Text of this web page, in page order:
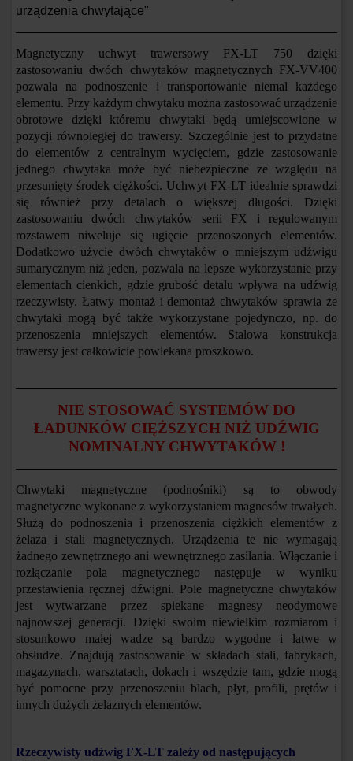
urządzenia chwytające"
Magnetyczny uchwyt trawersowy FX-LT 750 dzięki
zastosowaniu dwóch chwytaków magnetycznych FX-VV400
pozwala na podnoszenie i transportowanie niemal każdego
elementu. Przy każdym chwytaku można zastosować urządzenie
obrotowe dzięki któremu chwytaki będą umiejscowione w
pozycji równoległej do trawersy. Szczególnie jest to przydatne
do elementów z centralnym wycięciem, gdzie zastosowanie
jednego chwytaka może być niebezpieczne zewzględu na
przesunięty środek ciężkości. Uchwyt FX-LT idealnie sprawdzi
się również przy detalach o większej długości. Dzięki
zastosowaniu dwóch chwytaków serii FX i regulowanym
rozstawem niweluje się ugięcie przenoszonych elementów.
Dodatkowo użycie dwóch chwytaków o mniejszym udźwigu
sumarycznym niż jeden, pozwala na lepsze wykorzystanie przy
elementach cienkich, gdzie grubość detalu wpływa na udźwig
rzeczywisty. Łatwy montaż i demontaż chwytaków sprawia że
chwytaki mogą być także wykorzystane pojedynczo, np. do
przenoszenia mniejszych elementów. Stalowa konstrukcja
trawersy jest całkowicie powlekana proszkowo.
NIE STOSOWAĆ SYSTEMÓW DO
ŁADUNKÓW CIĘŻSZYCH NIŻ UDŹWIG
NOMINALNY CHWYTAKÓW !
Chwytaki magnetyczne (podnośniki) są to obwody
magnetyczne wykonane z wykorzystaniem magnesów trwałych.
Służą do podnoszenia i przenoszenia ciężkich elementów z
żelaza i stali magnetycznych. Urządzenia te nie wymagają
żadnego zewnętrznego ani wewnętrznego zasilania. Włączanie i
rozłączanie pola magnetycznego następuje w wyniku
przestawienia ręcznej dźwigni. Pole magnetyczne chwytaków
jest wytwarzane przez spiekane magnesy neodymowe
najnowszej generacji. Dzięki swoim niewielkim rozmiarom i
stosunkowo małej wadze są bardzo wygodne i łatwe w
obsłudze. Znajdują zastosowanie w składach stali, fabrykach,
magazynach, warsztatach, dokach i wszędzie tam, gdzie mogą
być pomocne przy przenoszeniu blach, płyt, profili, prętów i
innych dużych żelaznych elementów.
Rzeczywisty udźwig FX-LT zależy od następujących